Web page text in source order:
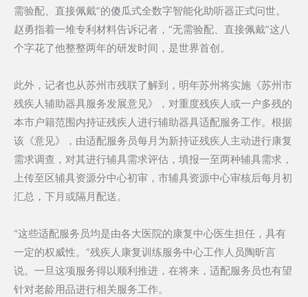
需验配、直接佩戴”的傻瓜式全数字智能化助听器正式问世。
赵勇指着一堆专利材料告诉记者，“无需验配、直接佩戴”这八
个字花了他整整两年的研发时间，是世界首创。
此外，记者也从苏州市残联了解到，明年苏州将实施《苏州市
残疾人辅助器具服务发展意见》，对重度残疾人或一户多残的
本市户籍范围内持证残疾人进行辅助器具适配服务工作。根据
该《意见》，由适配服务员每月为新持证残疾人主动进行康复
需求调查，对其进行辅具需求评估，填报一至两种辅具需求，
上传至区辅具资源分中心初审，市辅具资源中心审核后每月初
汇总，下月或隔月配送。
“这些适配服务员均是由各大医院的康复中心医生担任，具有
一定的权威性。”残疾人康复训练服务中心工作人员陶昕言
说。一旦这项服务得以顺利推进，在将来，适配服务员也有望
针对老龄用品进行相关服务工作。